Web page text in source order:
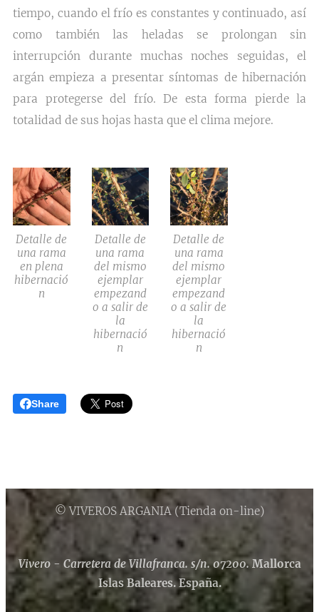
tiempo, cuando el frío es constantes y continuado, así
como también las heladas se prolongan sin
interrupción durante muchas noches seguidas, el
argán empieza a presentar síntomas de hibernación
para protegerse del frío. De esta forma pierde la
totalidad de sus hojas hasta que el clima mejore.
Detalle de
una rama
en plena
hibernació
n
Detalle de
una rama
del mismo
ejemplar
empezand
o a salir de
la
hibernació
n
Detalle de
una rama
del mismo
ejemplar
empezand
o a salir de
la
hibernació
n
Share
© VIVEROS ARGANIA (Tienda on-line)
Vivero - Carretera de Villafranca. s/n. 07200.Mallorca
Islas Baleares. España.